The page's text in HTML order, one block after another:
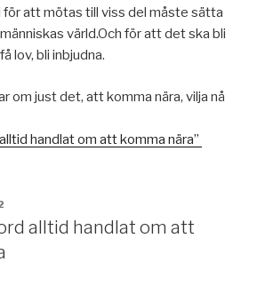
för att mötas till viss del måste sätta
värld.Och för att det ska bli
lov, bli inbjudna.
om just det, att komma nära, vilja nå
handlat om att komma nära”
alltid handlat om att